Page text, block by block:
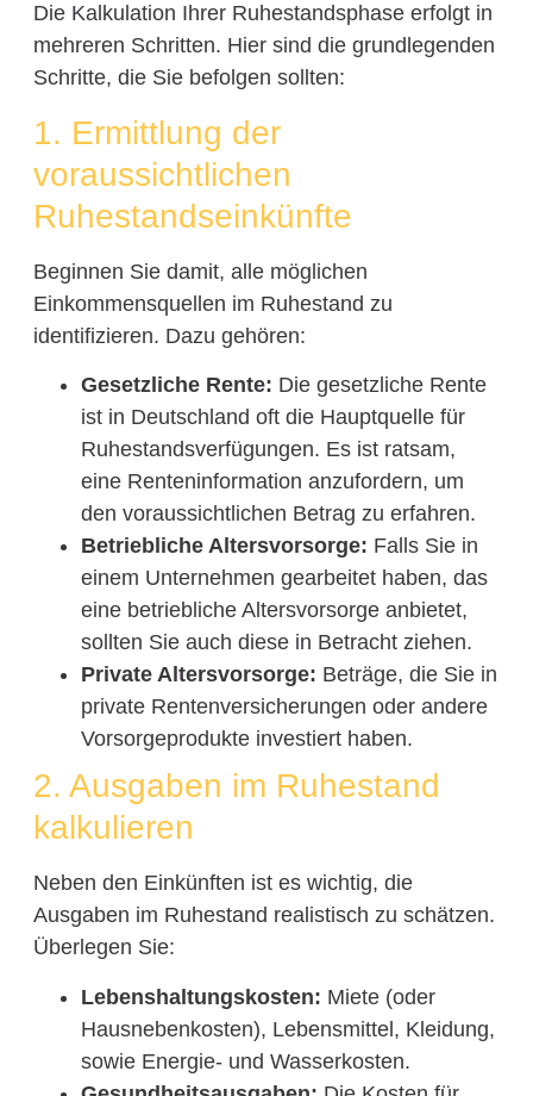
Die Kalkulation Ihrer Ruhestandsphase erfolgt in
mehreren Schritten. Hier sind die grundlegenden
Schritte, die Sie befolgen sollten:
1. Ermittlung der
voraussichtlichen
Ruhestandseinkünfte
Beginnen Sie damit, alle möglichen
Einkommensquellen im Ruhestand zu
identifizieren. Dazu gehören:
Gesetzliche Rente: Die gesetzliche Rente
ist in Deutschland oft die Hauptquelle für
Ruhestandsverfügungen. Es ist ratsam,
eine Renteninformation anzufordern, um
den voraussichtlichen Betrag zu erfahren.
Betriebliche Altersvorsorge: Falls Sie in
einem Unternehmen gearbeitet haben, das
eine betriebliche Altersvorsorge anbietet,
sollten Sie auch diese in Betracht ziehen.
Private Altersvorsorge: Beträge, die Sie in
private Rentenversicherungen oder andere
Vorsorgeprodukte investiert haben.
2. Ausgaben im Ruhestand
kalkulieren
Neben den Einkünften ist es wichtig, die
Ausgaben im Ruhestand realistisch zu schätzen.
Überlegen Sie:
Lebenshaltungskosten: Miete (oder
Hausnebenkosten), Lebensmittel, Kleidung,
sowie Energie- und Wasserkosten.